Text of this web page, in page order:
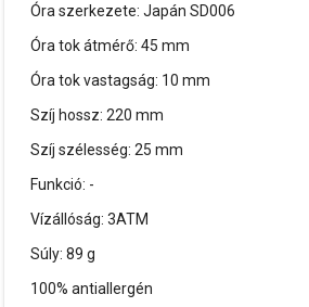
Óra szerkezete: Japán SD006
Óra tok átmérő: 45 mm
Óra tok vastagság: 10 mm
Szíj hossz: 220 mm
Szíj szélesség: 25 mm
Funkció: -
Vízállóság: 3ATM
Súly: 89 g
100% antiallergén